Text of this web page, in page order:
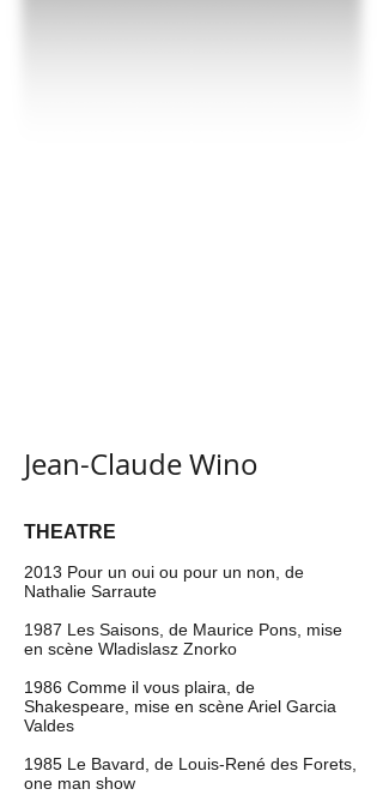
Jean-Claude Wino
THEATRE
2013 Pour un oui ou pour un non, de
Nathalie Sarraute
1987 Les Saisons, de Maurice Pons, mise
en scène Wladislasz Znorko
1986 Comme il vous plaira, de
Shakespeare, mise en scène Ariel Garcia
Valdes
1985 Le Bavard, de Louis-René des Forets,
one man show